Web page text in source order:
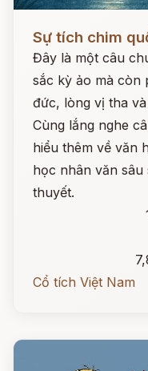
Sự tích chim
Đây là một câu
sắc kỳ ảo mà còn
đức, lòng vị tha
Cùng lắng nghe
hiểu thêm về văn
học nhân văn
thuyết.
Cổ tích Việt Nam